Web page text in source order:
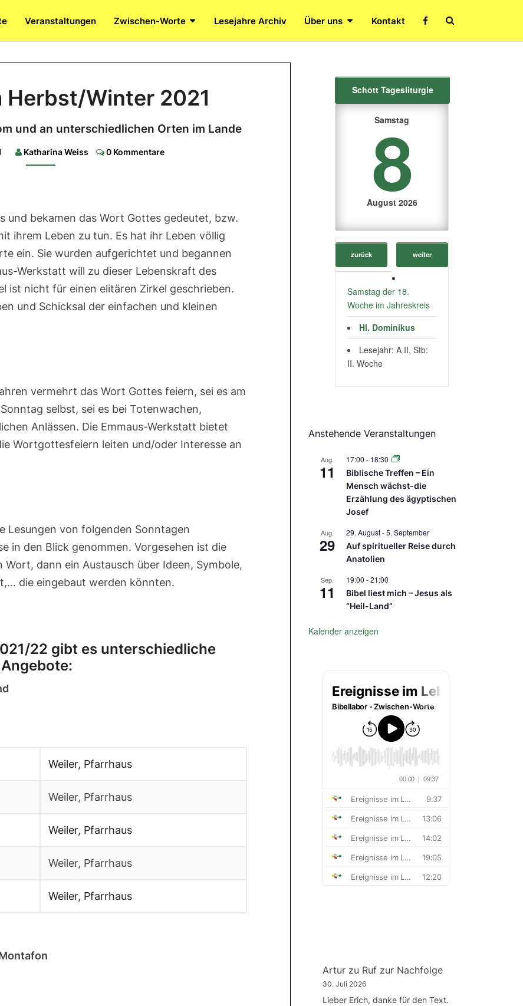
Veranstaltungen Zwischen-Worte Lesejahre Archiv Über uns Kontakt
Search
im
2021
Emmaus-
Werkstätten
Orten
Lande
Herbst/Winter 2021
und an unterschiedlichen Orten im Lande
Katharina Weiss Comments
0 Kommentare
und bekamen das Wort Gottes gedeutet, bzw.
ihrem Leben zu tun. Es hat ihr Leben völlig
ein. Sie wurden aufgerichtet und begannen
Werkstatt will zu dieser Lebenskraft des
ist nicht für einen elitären Zirkel geschrieben.
und Schicksal der einfachen und kleinen
vermehrt das Wort Gottes feiern, sei es am
selbst, sei es bei Totenwachen,
Anlässen. Die Emmaus-Werkstatt bietet
Wortgottesfeiern leiten und/oder Interesse an
Lesungen von folgenden Sonntagen
in den Blick genommen. Vorgesehen ist die
dann ein Austausch über Ideen, Symbole,
die eingebaut werden könnten.
22 gibt es unterschiedliche
Weiler, Pfarrhaus
Weiler, Pfarrhaus
Weiler, Pfarrhaus
Weiler, Pfarrhaus
Weiler, Pfarrhaus
Schott Tagesliturgie
Samstag
8
August 2026
zurück weiter
Samstag der 18.
Woche im Jahreskreis
Hl. Dominikus
Lesejahr: A II, Stb:
II. Woche
Anstehende Veranstaltungen
Aug.
11
17:00 - 18:30
Biblische Treffen – Ein
Mensch wächst-die
Erzählung des ägyptischen
Josef
Aug.
29
29. August-5. September
Auf spiritueller Reise durch
Anatolien
Sep.
11
19:00 -21:00
Bibel liest mich – Jesus als
“Heil-Land”
Kalender anzeigen
Arturzu Ruf zur Nachfolge
30. Juli 2026
Lieber Erich, danke für den Text.